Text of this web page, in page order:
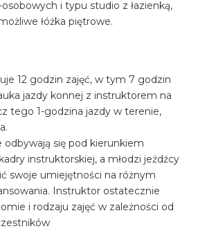
osobowych i typu studio z łazienką,
łóżka piętrowe.
12 godzin zajęć, w tym 7 godzin
jazdy konnej z instruktorem na
tego 1-godzina jazdy w terenie,
odbywają się pod kierunkiem
instruktorskiej, a młodzi jeźdźcy
swoje umiejętności na różnym
Instruktor ostatecznie
i rodzaju zajęć w zależności od